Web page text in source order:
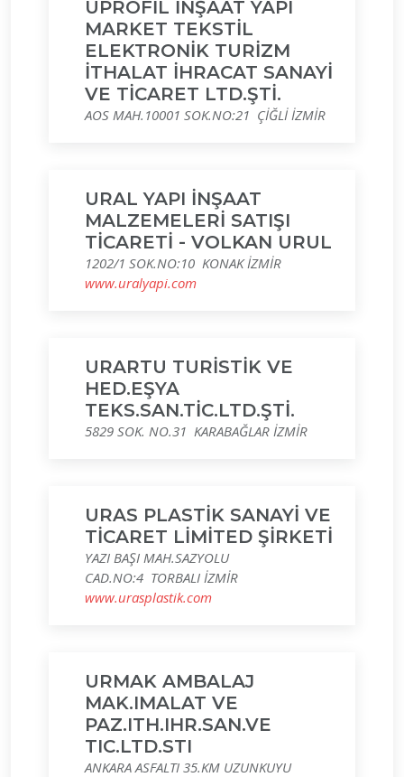
UPROFİL İNŞAAT YAPI
MARKET TEKSTİL
ELEKTRONİK TURİZM
İTHALAT İHRACAT SANAYİ
VE TİCARET LTD.ŞTİ.
AOS MAH.10001 SOK.NO:21 ÇİĞLİ İZMİR
URAL YAPI İNŞAAT
MALZEMELERİ SATIŞI
TİCARETİ - VOLKAN URUL
1202/1 SOK.NO:10 KONAK İZMİR
www.uralyapi.com
URARTU TURİSTİK VE
HED.EŞYA
TEKS.SAN.TİC.LTD.ŞTİ.
5829 SOK. NO.31 KARABAĞLAR İZMİR
URAS PLASTİK SANAYİ VE
TİCARET LİMİTED ŞİRKETİ
YAZI BAŞI MAH.SAZYOLU
CAD.NO:4 TORBALI İZMİR
www.urasplastik.com
URMAK AMBALAJ
MAK.IMALAT VE
PAZ.ITH.IHR.SAN.VE
TIC.LTD.STI
ANKARA ASFALTI 35.KM UZUNKUYU